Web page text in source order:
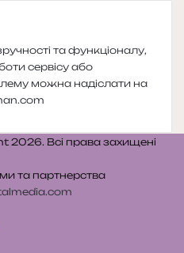
та функціоналу,
сервісу або
можна надіслати на
2026. Всі права захищені
та партнерства